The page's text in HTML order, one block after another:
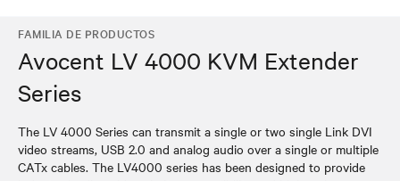
FAMILIA DE PRODUCTOS
Avocent LV 4000 KVM Extender
Series
The LV 4000 Series can transmit a single or two single Link DVI
video streams, USB 2.0 and analog audio over a single or multiple
CATx cables. The LV4000 series has been designed to provide